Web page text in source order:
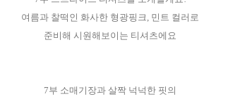
여름과 찰떡인 화사한 형광핑크, 민트 컬러로
준비해 시원해보이는 티셔츠에요
7부 소매기장과 살짝 넉넉한 핏의